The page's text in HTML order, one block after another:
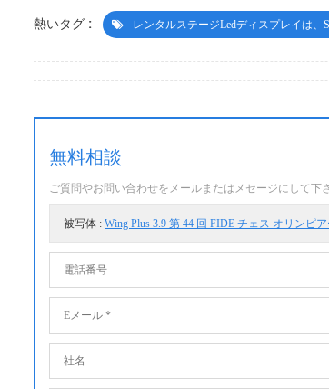
熱いタグ : レンタルステージledディスプレイは、
無料相談
ご質問やお問い合わせをメールまたはメセージにして下
被写体 : Wing Plus 3.9 第 44 回 FIDE チェス オリンピ